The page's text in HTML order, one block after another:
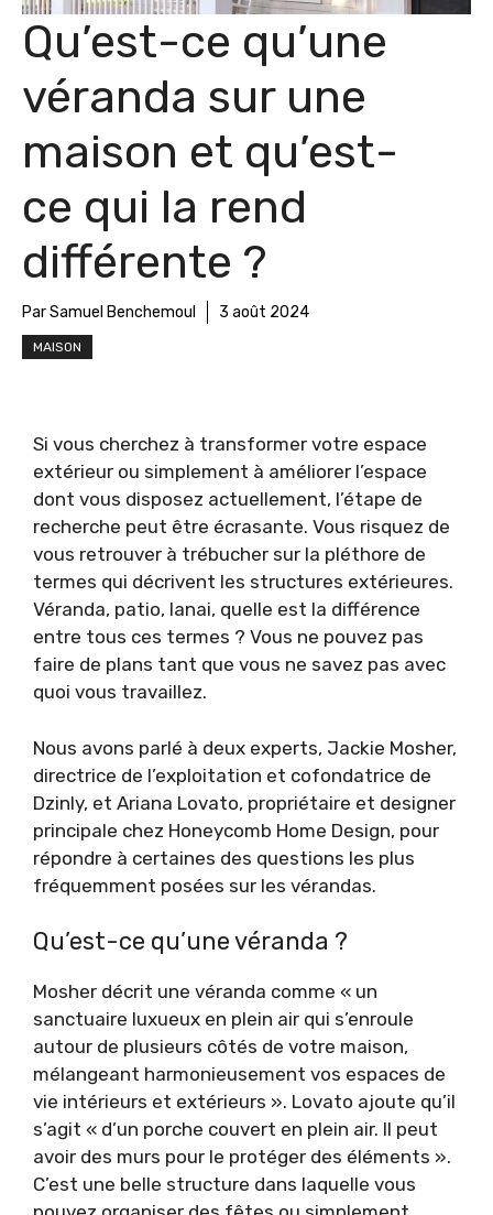
Qu’est-ce qu’une
véranda sur une
maison et qu’est-
ce qui la rend
différente ?
Par Samuel Benchemoul 3 août 2024
MAISON
Si vous cherchez à transformer votre espace
extérieur ou simplement à améliorer l’espace
dont vous disposez actuellement, l’étape de
recherche peut être écrasante. Vous risquez de
vous retrouver à trébucher sur la pléthore de
termes qui décrivent les structures extérieures.
Véranda, patio, lanai, quelle est la différence
entre tous ces termes ? Vous ne pouvez pas
faire de plans tant que vous ne savez pas avec
quoi vous travaillez.
Nous avons parlé à deux experts, Jackie Mosher,
directrice de l’exploitation et cofondatrice de
Dzinly, et Ariana Lovato, propriétaire et designer
principale chez Honeycomb Home Design, pour
répondre à certaines des questions les plus
fréquemment posées sur les vérandas.
Qu’est-ce qu’une véranda ?
Mosher décrit une véranda comme « un
sanctuaire luxueux en plein air qui s’enroule
autour de plusieurs côtés de votre maison,
mélangeant harmonieusement vos espaces de
vie intérieurs et extérieurs ». Lovato ajoute qu’il
s’agit « d’un porche couvert en plein air. Il peut
avoir des murs pour le protéger des éléments ».
C’est une belle structure dans laquelle vous